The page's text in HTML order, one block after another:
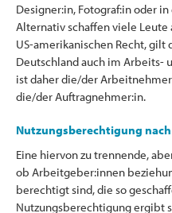
Designer:in, Fotograf:in oder
Alternativ schaffen viele Leute
US-amerikanischen Recht, gilt
Deutschland auch im Arbeits-
ist daher die/der
die/der Auftragnehmer:in.
Nutzungsberechtigung
Eine hiervon zu trennende,
ob Arbeitgeber:innen
berechtigt sind, die so
Nutzungsberechtigung ergibt